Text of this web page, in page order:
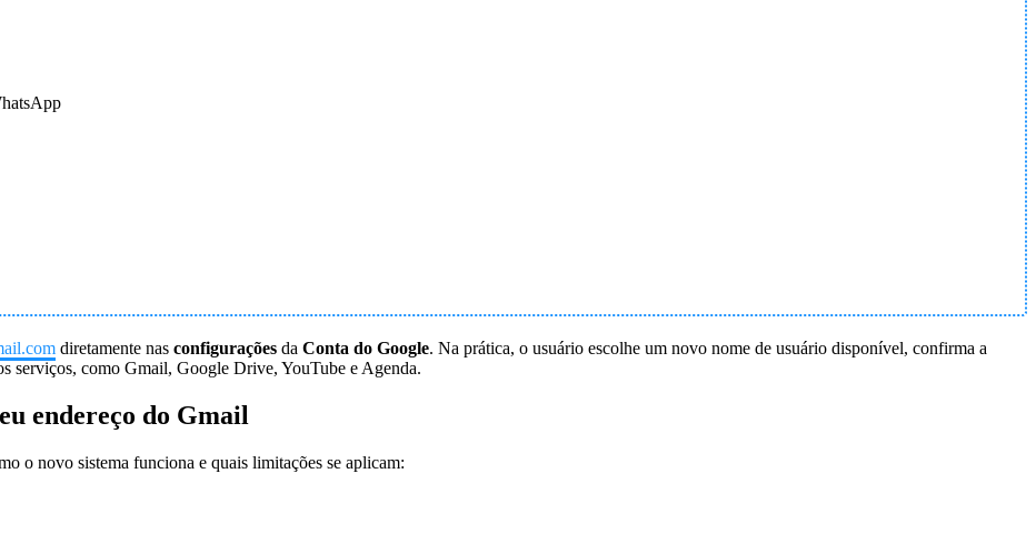
diretamente nas configurações da Conta do Google. Na prática, o usuário escolhe um novo nome de usuário disponível, confirma a
serviços, como Gmail, Google Drive, YouTube e Agenda.
endereço do Gmail
o novo sistema funciona e quais limitações se aplicam: